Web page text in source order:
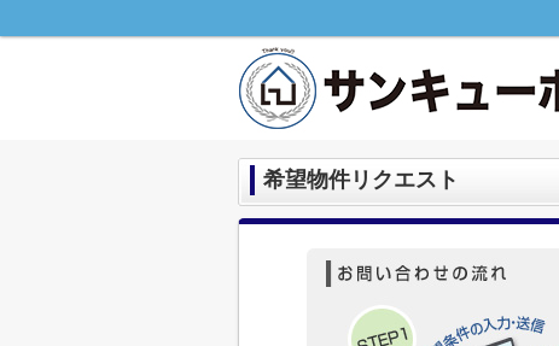
希望物件リクエスト